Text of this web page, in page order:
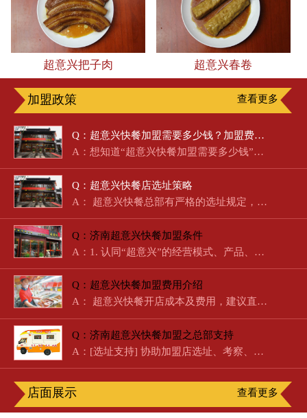
超意兴把子肉 超意兴春卷
加盟政策 查看更多
Q：超意兴快餐加盟需要多少钱？加盟费明细及盈利分析
A：想知道“超意兴快餐加盟需要多少钱”？作为济南本土起步的国…
Q：超意兴快餐店选址策略
A： 超意兴快餐总部有严格的选址规定，总部…
Q：济南超意兴快餐加盟条件
A：1. 认同“超意兴”的经营模式、产品、经营理念。2. 在相关领…
Q：超意兴快餐加盟费用介绍
A： 超意兴快餐开店成本及费用，建议直接拨打电话咨询。 …
Q：济南超意兴快餐加盟之总部支持
A：[选址支持] 协助加盟店选址、考察、经营、定位。[培训支持]…
店面展示 查看更多